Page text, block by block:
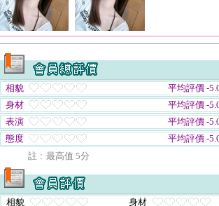
相貌
平均評價 -
身材
平均評價 -
表演
平均評價 -
態度
平均評價 -
註﹕最高值 5分
相貌
身材